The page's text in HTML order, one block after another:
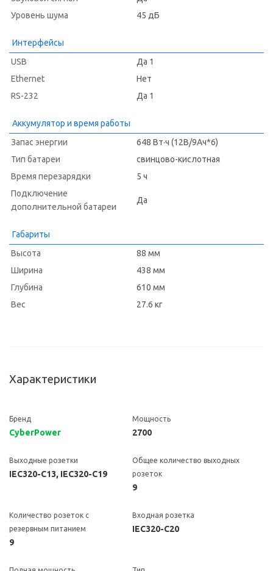
Уровень шума
45 дБ
Интерфейсы
USB
Да 1
Ethernet
Нет
RS-232
Да 1
Аккумулятор и время работы
Запас энергии
648 Вт·ч (12В/9Ач*6)
Тип батареи
свинцово-кислотная
Время перезарядки
5 ч
Подключение
дополнительной батареи
Да
Габариты
Высота
88 мм
Ширина
438 мм
Глубина
610 мм
Вес
27.6 кг
Характеристики
Бренд
CyberPower
Мощность
2700
Выходные розетки
IEC320-C13, IEC320-C19
Общее количество выходных
розеток
9
Количество розеток с
резервным питанием
9
Входная розетка
IEC320-C20